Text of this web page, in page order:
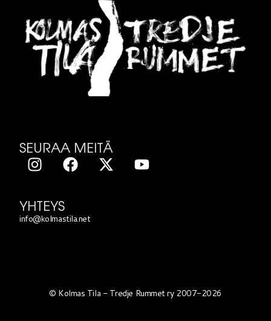
SEURAA MEITÄ
YHTEYS
info@kolmastila.net
© Kolmas Tila - Tredje Rummet ry 2007-2026